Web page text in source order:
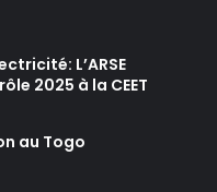
L’ARSE
2025 à la CEET
au Togo